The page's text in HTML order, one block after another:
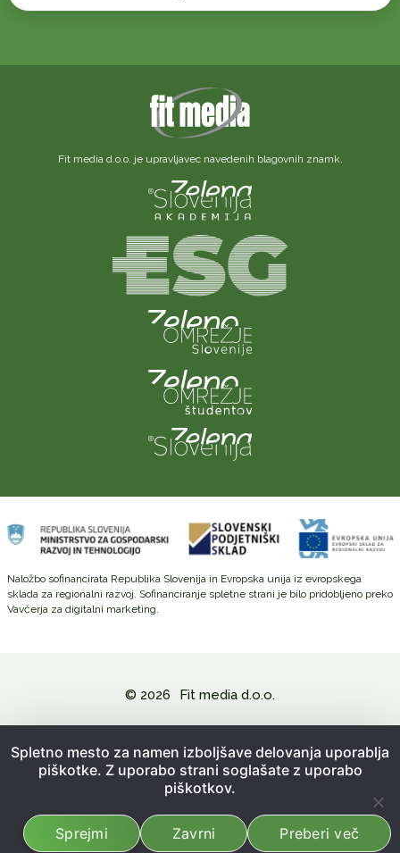
Fit media d.o.o. je upravljavec navedenih blagovnih znamk.
Naložbo sofinancirata Republika Slovenija in Evropska unija iz evropskega
sklada za regionalni razvoj. Sofinanciranje spletne strani je bilo pridobljeno preko
Vavčerja za digitalni marketing.
© 2026 Fit media d.o.o.
Splošni pogoji poslovanja
Izdelava spletne strani: Emigma
Spletno mesto za namen izboljšave delovanja uporablja
piškotke. Z uporabo strani soglašate z uporabo
piškotkov.
Sprejmi Zavrni Preberi več